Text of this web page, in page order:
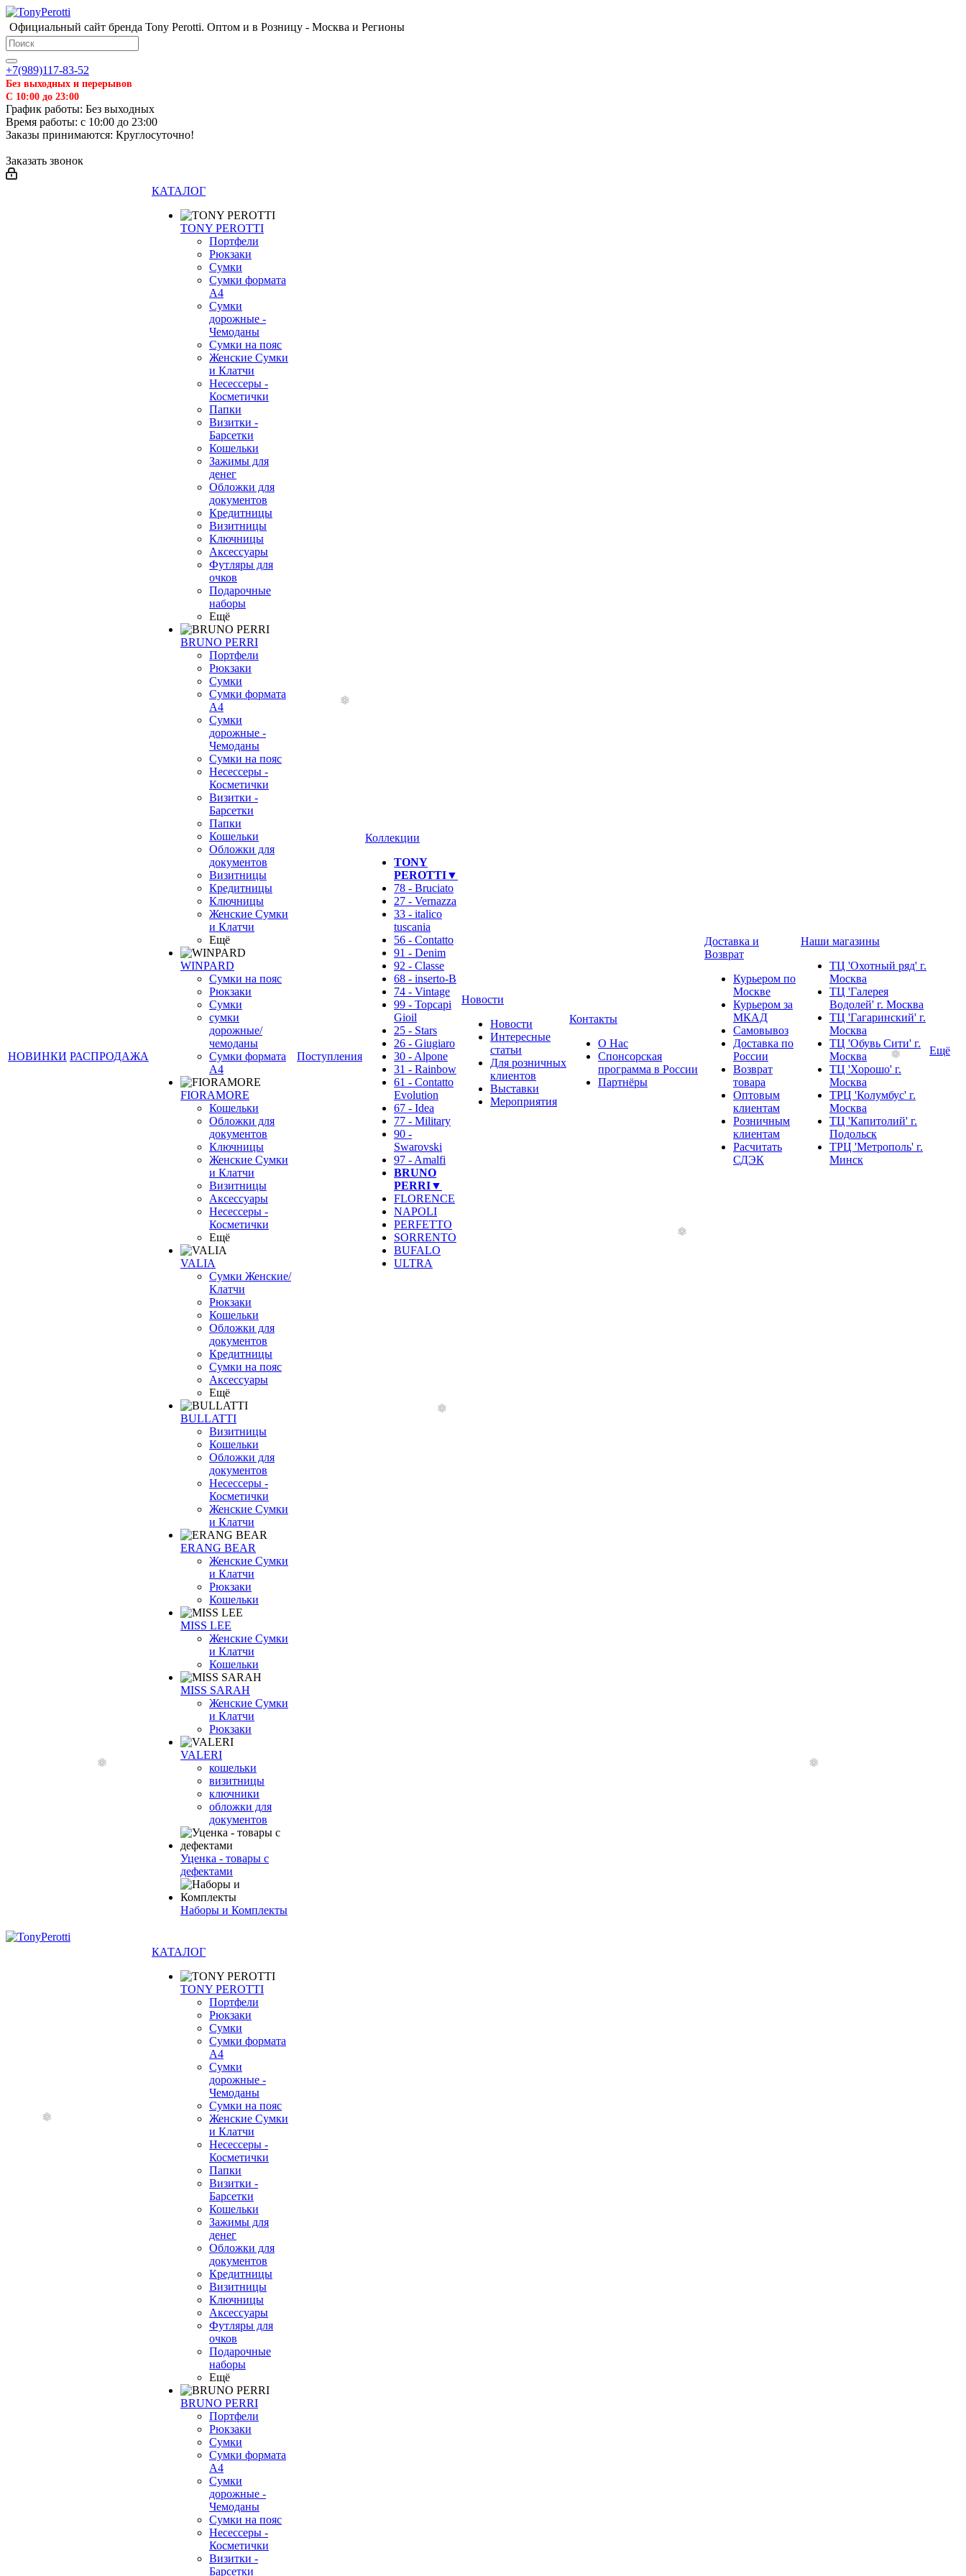
Официальный сайт бренда Tony Perotti. Оптом и в Розницу - Москва и Регионы
+7(989)117-83-52
Без выходных и перерывов
С 10:00 до 23:00
График работы: Без выходных
Время работы: с 10:00 до 23:00
Заказы принимаются: Круглосуточно!
Заказать звонок
НОВИНКИ РАСПРОДАЖА
КАТАЛОГ
TONY PEROTTI
Портфели
Рюкзаки
Сумки
Сумки формата
А4
Сумки
дорожные -
Чемоданы
Сумки на пояс
Женские Сумки
и Клатчи
Несессеры -
Косметички
Папки
Визитки -
Барсетки
Кошельки
Зажимы для
денег
Обложки для
документов
Кредитницы
Визитницы
Ключницы
Аксессуары
Футляры для
очков
Подарочные
наборы
Ещё
BRUNO PERRI
Портфели
Рюкзаки
Сумки
Сумки формата
А4
Сумки
дорожные -
Чемоданы
Сумки на пояс
Несессеры -
Косметички
Визитки -
Барсетки
Папки
Кошельки
Обложки для
документов
Визитницы
Кредитницы
Ключницы
Женские Сумки
и Клатчи
Ещё
WINPARD
Сумки на пояс
Рюкзаки
Сумки
сумки
дорожные/
чемоданы
Сумки формата
А4
FIORAMORE
Кошельки
Обложки для
документов
Ключницы
Женские Сумки
и Клатчи
Визитницы
Аксессуары
Несессеры -
Косметички
Ещё
VALIA
Сумки Женские/
Клатчи
Рюкзаки
Кошельки
Обложки для
документов
Кредитницы
Сумки на пояс
Аксессуары
Ещё
BULLATTI
Визитницы
Кошельки
Обложки для
документов
Несессеры -
Косметички
Женские Сумки
и Клатчи
ERANG BEAR
Женские Сумки
и Клатчи
Рюкзаки
Кошельки
MISS LEE
Женские Сумки
и Клатчи
Кошельки
MISS SARAH
Женские Сумки
и Клатчи
Рюкзаки
VALERI
кошельки
визитницы
ключники
обложки для
документов
Уценка - товары с
дефектами
Наборы и Комплекты
Поступления
Коллекции
TONY
PEROTTI▼
78 - Bruciato
27 - Vernazza
33 - italico
tuscania
56 - Contatto
91 - Denim
92 - Classe
68 - inserto-B
74 - Vintage
99 - Topcapi
Gioil
25 - Stars
26 - Giugiaro
30 - Alpone
31 - Rainbow
61 - Contatto
Evolution
67 - Idea
77 - Military
90 -
Swarovski
97 - Amalfi
BRUNO
PERRI▼
FLORENCE
NAPOLI
PERFETTO
SORRENTO
BUFALO
ULTRA
Новости
Новости
Интересные
статьи
Для розничных
клиентов
Выставки
Мероприятия
Контакты
О Нас
Спонсорская
программа в России
Партнёры
Доставка и
Возврат
Курьером по
Москве
Курьером за
МКАД
Самовывоз
Доставка по
России
Возврат
товара
Оптовым
клиентам
Розничным
клиентам
Расчитать
СДЭК
Наши магазины
ТЦ 'Охотный ряд' г.
Москва
ТЦ 'Галерея
Водолей' г. Москва
ТЦ 'Гагаринский' г.
Москва
ТЦ 'Обувь Сити' г.
Москва
ТЦ 'Хорошо' г.
Москва
ТРЦ 'Колумбус' г.
Москва
ТЦ 'Капитолий' г.
Подольск
ТРЦ 'Метрополь' г.
Минск
Ещё
КАТАЛОГ
TONY PEROTTI
Портфели
Рюкзаки
Сумки
Сумки формата
А4
Сумки
дорожные -
Чемоданы
Сумки на пояс
Женские Сумки
и Клатчи
Несессеры -
Косметички
Папки
Визитки -
Барсетки
Кошельки
Зажимы для
денег
Обложки для
документов
Кредитницы
Визитницы
Ключницы
Аксессуары
Футляры для
очков
Подарочные
наборы
Ещё
BRUNO PERRI
Портфели
Рюкзаки
Сумки
Сумки формата
А4
Сумки
дорожные -
Чемоданы
Сумки на пояс
Несессеры -
Косметички
Визитки -
Барсетки